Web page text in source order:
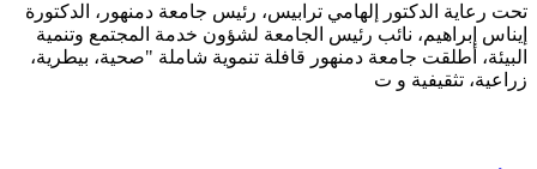
تحت رعاية الدكتور إلهامي ترابيس، رئيس جامعة دمنهور، الدكتورة
إيناس إبراهيم، نائب رئيس الجامعة لشؤون خدمة المجتمع وتنمية
البيئة، أطلقت جامعة دمنهور قافلة تنموية شاملة "صحية، بيطرية،
زراعية، تثقيفية و ت